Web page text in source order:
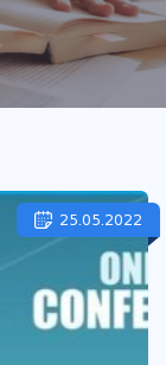
25.05.2022